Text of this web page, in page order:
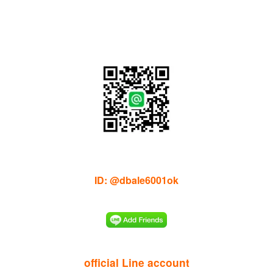
ID: @dbale6001ok
official Line account